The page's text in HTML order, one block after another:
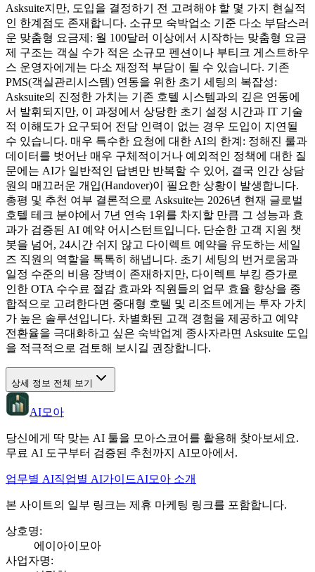
Asksuite지만, 도입을 결정하기 전 고려해야 할 몇 가지 현실적
인 한계점도 존재합니다. 소규모 숙박업소 기준 다소 부담스러
운 맞춤형 요금제: 월 100달러 이상에서 시작하는 맞춤형 요금
제 구조는 객실 수가 적은 소규모 펜션이나 부티크 게스트하우
스 운영자에게는 다소 재정적 부담이 될 수 있습니다. 기존
PMS(객실관리시스템) 연동을 위한 초기 세팅의 복잡성:
Asksuite의 진정한 가치는 기존 호텔 시스템과의 깊은 연동에
서 발휘되지만, 이 과정에서 상당한 초기 설정 시간과 IT 기술
적 이해도가 요구되어 전담 인력이 없는 경우 도입이 지연될
수 있습니다. 매우 특수한 요청에 대한 AI의 한계: 정해진 룰과
데이터를 벗어난 매우 구체적이거나 예외적인 정책에 대한 질
문에는 AI가 일반적인 답변만 반복할 수 있어, 결국 인간 상담
원의 매끄러운 개입(Handover)이 필요한 상황이 발생합니다.
총평 및 추천 여부 결론적으로 Asksuite는 2026년 현재 글로벌
호텔 테크 분야에서 7년 연속 1위를 차지할 만큼 그 성능과 효
과가 검증된 AI 예약 어시스턴트입니다. 단순한 고객 지원 챗
봇을 넘어, 24시간 쉬지 않고 다이렉트 예약을 유도하는 세일
즈 직원의 역할을 톡톡히 해냅니다. 초기 세팅의 번거로움과
일정 수준의 비용 장벽이 존재하지만, 다이렉트 부킹 증가로
인한 OTA 수수료 절감 효과와 직원들의 업무 효율 향상을 종
합적으로 고려한다면 중대형 호텔 및 리조트에게는 투자 가치
가 높은 솔루션입니다. 차별화된 고객 경험을 제공하고 예약
전환율을 극대화하고 싶은 숙박업계 종사자라면 Asksuite 도입
을 적극적으로 검토해 보시길 권장합니다.
상세 정보 전체 보기
AI모아
당신에게 딱 맞는 AI 툴을 모아스코어를 활용해 찾아보세요.
무료 AI 도구부터 검증된 추천까지 AI모아에서.
업무별 AI직업별 AI가이드AI모아 소개
본 사이트의 일부 링크는 제휴 마케팅 링크를 포함합니다.
상호명:
에이아이모아
사업자명: